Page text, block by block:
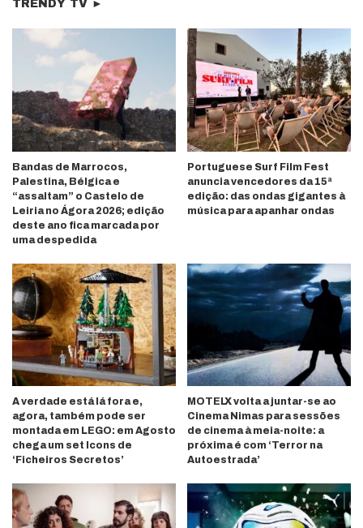
TRENDY TV ►
Bandas de Marrocos,
Palestina, Bélgica e
“assaltam” o Castelo de
Leiria no Ágora 2026; edição
deste ano fica marcada por
uma despedida
Portuguese Surf Film Fest
anuncia vencedores da 15ª
edição: das ondas gigantes à
música para apanhar ondas
A verdade está lá fora e,
agora, também pode ser
montada em LEGO: em Agosto
chega um set Icons de
‘Ficheiros Secretos’
MOTELX volta a juntar-se ao
Cinema Nimas para sessões
de cinema à meia-noite: a
próxima é com ‘Terror na
Autoestrada’